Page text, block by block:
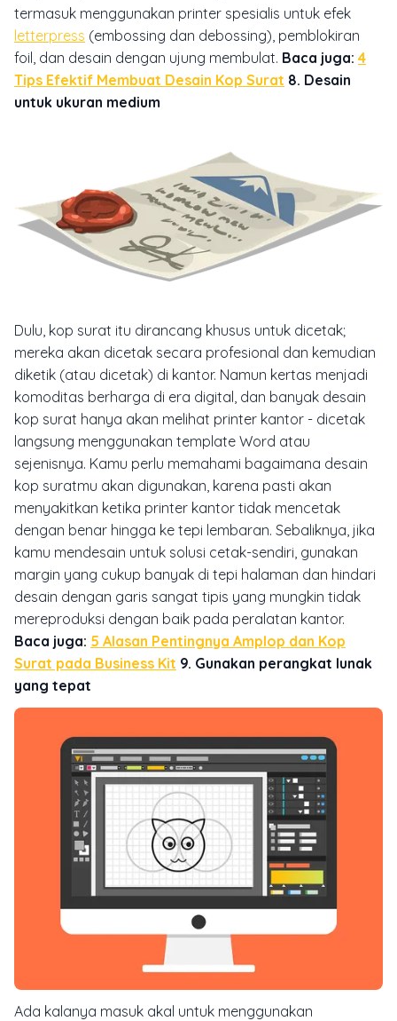
termasuk menggunakan printer spesialis untuk efek
letterpress (embossing dan debossing), pemblokiran
foil, dan desain dengan ujung membulat. Baca juga: 4
Tips Efektif Membuat Desain Kop Surat 8. Desain
untuk ukuran medium
Dulu, kop surat itu dirancang khusus untuk dicetak;
mereka akan dicetak secara profesional dan kemudian
diketik (atau dicetak) di kantor. Namun kertas menjadi
komoditas berharga di era digital, dan banyak desain
kop surat hanya akan melihat printer kantor - dicetak
langsung menggunakan template Word atau
sejenisnya. Kamu perlu memahami bagaimana desain
kop suratmu akan digunakan, karena pasti akan
menyakitkan ketika printer kantor tidak mencetak
dengan benar hingga ke tepi lembaran. Sebaliknya, jika
kamu mendesain untuk solusi cetak-sendiri, gunakan
margin yang cukup banyak di tepi halaman dan hindari
desain dengan garis sangat tipis yang mungkin tidak
mereproduksi dengan baik pada peralatan kantor.
Baca juga: 5 Alasan Pentingnya Amplop dan Kop
Surat pada Business Kit 9. Gunakan perangkat lunak
yang tepat
Ada kalanya masuk akal untuk menggunakan